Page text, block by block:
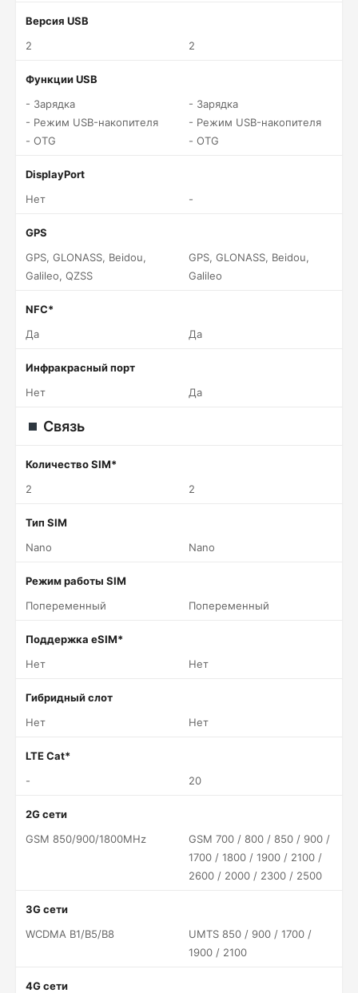
Версия USB
2
2
Функции USB
- Зарядка
- Режим USB-накопителя
- OTG
- Зарядка
- Режим USB-накопителя
- OTG
DisplayPort
Нет
-
GPS
GPS, GLONASS, Beidou,
Galileo, QZSS
GPS, GLONASS, Beidou,
Galileo
NFC*
Да
Да
Инфракрасный порт
Нет
Да
Связь
Количество SIM*
2
2
Тип SIM
Nano
Nano
Режим работы SIM
Попеременный
Попеременный
Поддержка eSIM*
Нет
Нет
Гибридный слот
Нет
Нет
LTE Cat*
-
20
2G сети
GSM 850/900/1800MHz
GSM 700 / 800 / 850 / 900 /
1700 / 1800 / 1900 / 2100 /
2600 / 2000 / 2300 / 2500
3G сети
WCDMA B1/B5/B8
UMTS 850 / 900 / 1700 /
1900 / 2100
4G сети